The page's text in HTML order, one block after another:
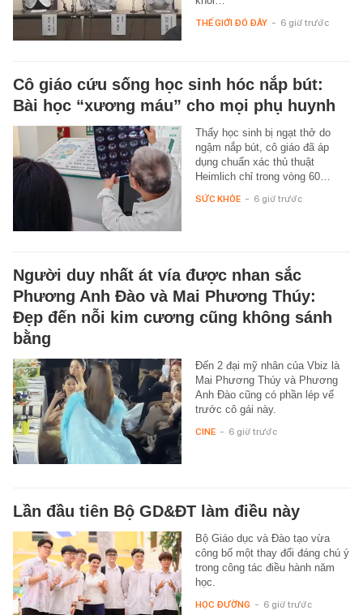
THẾ GIỚI ĐÓ ĐÂY - 6 giờ trước
Cô giáo cứu sống học sinh hóc nắp bút:
Bài học “xương máu” cho mọi phụ huynh
Thấy học sinh bị ngạt thở do
ngậm nắp bút, cô giáo đã áp
dụng chuẩn xác thủ thuật
Heimlich chỉ trong vòng 60…
SỨC KHỎE - 6 giờ trước
Người duy nhất át vía được nhan sắc
Phương Anh Đào và Mai Phương Thúy:
Đẹp đến nỗi kim cương cũng không sánh
bằng
Đến 2 đại mỹ nhân của Vbiz là
Mai Phương Thúy và Phương
Anh Đào cũng có phần lép vế
trước cô gái này.
CINE - 6 giờ trước
Lần đầu tiên Bộ GD&ĐT làm điều này
Bộ Giáo dục và Đào tạo vừa
công bố một thay đổi đáng chú ý
trong công tác điều hành năm
học.
HỌC ĐƯỜNG - 6 giờ trước